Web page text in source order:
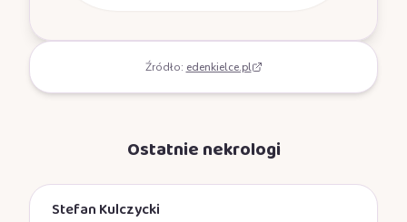
Źródło: edenkielce.pl
Ostatnie nekrologi
Stefan Kulczycki